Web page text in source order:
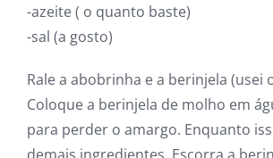
-azeite ( o quanto baste)
-sal (a gosto)
Rale a abobrinha e a berinjela (usei
Coloque a berinjela de molho em
para perder o amargo. Enquanto